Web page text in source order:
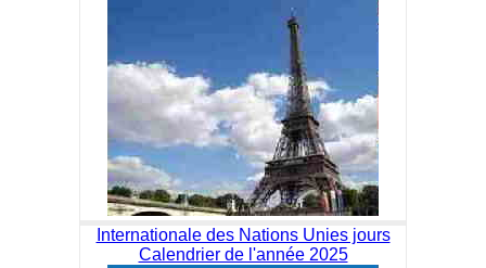
Internationale des Nations Unies jours
Calendrier de l'année 2025